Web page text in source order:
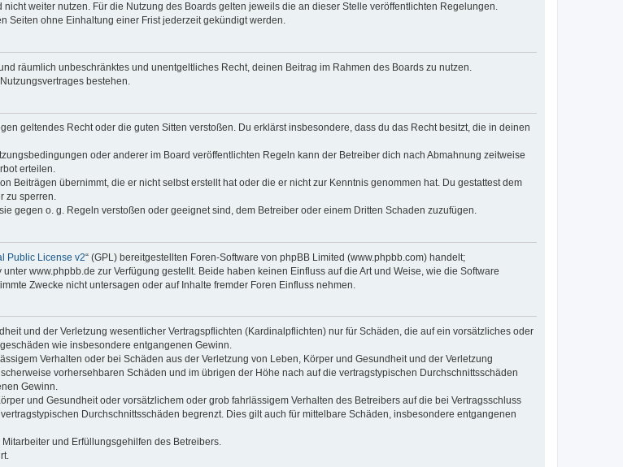
weiter nutzen. Für die Nutzung des Boards gelten jeweils die an dieser Stelle veröffentlichten Regelungen.
Seiten ohne Einhaltung einer Frist jederzeit gekündigt werden.
räumlich unbeschränktes und unentgeltliches Recht, deinen Beitrag im Rahmen des Boards zu nutzen.
bestehen.
geltendes Recht oder die guten Sitten verstoßen. Du erklärst insbesondere, dass du das Recht besitzt, die in deinen
oder anderer im Board veröffentlichten Regeln kann der Betreiber dich nach Abmahnung zeitweise
erteilen.
Beiträgen übernimmt, die er nicht selbst erstellt hat oder die er nicht zur Kenntnis genommen hat. Du gestattest dem
zu sperren.
gegen o. g. Regeln verstoßen oder geeignet sind, dem Betreiber oder einem Dritten Schaden zuzufügen.
Public License v2“ (GPL) bereitgestellten Foren-Software von phpBB Limited (www.phpbb.com) handelt;
www.phpbb.de zur Verfügung gestellt. Beide haben keinen Einfluss auf die Art und Weise, wie die Software
Zwecke nicht untersagen oder auf Inhalte fremder Foren Einfluss nehmen.
und der Verletzung wesentlicher Vertragspflichten (Kardinalpflichten) nur für Schäden, die auf ein vorsätzliches oder
wie insbesondere entgangenen Gewinn.
Verhalten oder bei Schäden aus der Verletzung von Leben, Körper und Gesundheit und der Verletzung
vorhersehbaren Schäden und im übrigen der Höhe nach auf die vertragstypischen Durchschnittsschäden
Gewinn.
und Gesundheit oder vorsätzlichem oder grob fahrlässigem Verhalten des Betreibers auf die bei Vertragsschluss
Durchschnittsschäden begrenzt. Dies gilt auch für mittelbare Schäden, insbesondere entgangenen
und Erfüllungsgehilfen des Betreibers.